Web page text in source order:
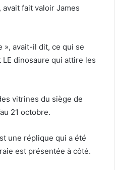
avait fait valoir James
», avait-il dit, ce qui se
LE dinosaure qui attire les
vitrines du siège de
21 octobre.
une réplique qui a été
est présentée à côté.